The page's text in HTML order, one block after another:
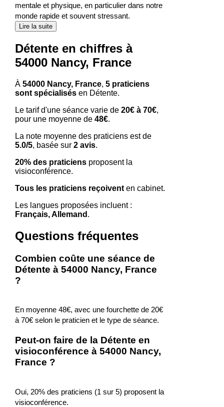
mentale et physique, en particulier dans notre
monde rapide et souvent stressant.
Lire la suite
Détente en chiffres à
54000 Nancy, France
À 54000 Nancy, France, 5 praticiens
sont spécialisésen Détente.
Le tarif d'une séance varie de 20€ à 70€,
pour une moyenne de 48€.
La note moyenne des praticiens est de
5.0/5, basée sur 2 avis.
20% des praticiensproposent la
visioconférence.
Tous les praticiens reçoiventen cabinet.
Les langues proposées incluent :
Français, Allemand .
Questions fréquentes
Combien coûte une séance de
Détente à 54000 Nancy, France
?
En moyenne 48€, avec une fourchette de 20€
à 70€ selon le praticien et le type de séance.
Peut-on faire de la Détente en
visioconférence à 54000 Nancy,
France ?
Oui, 20% des praticiens (1 sur 5) proposent la
visioconférence.